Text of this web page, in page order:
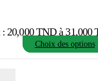
: 20,000 TND à 31,000
Choix des options